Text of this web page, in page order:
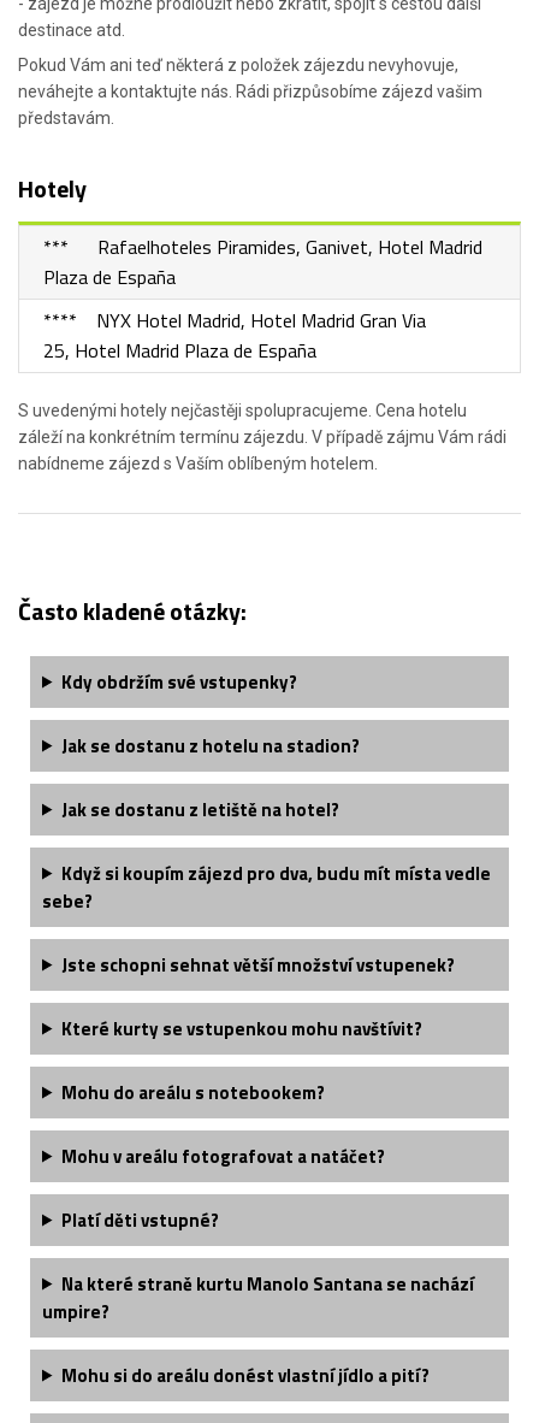
destinace atd.
Pokud Vám ani teď některá z položek zájezdu nevyhovuje,
neváhejte a kontaktujte nás. Rádi přizpůsobíme zájezd vašim
představám.
Hotely
*** Rafaelhoteles Piramides, Ganivet, Hotel Madrid
Plaza de España
**** NYX Hotel Madrid, Hotel Madrid Gran Via
25, Hotel Madrid Plaza de España
S uvedenými hotely nejčastěji spolupracujeme. Cena hotelu
záleží na konkrétním termínu zájezdu. V případě zájmu Vám rádi
nabídneme zájezd s Vaším oblíbeným hotelem.
Často kladené otázky:
Kdy obdržím své vstupenky?
Jak se dostanu z hotelu na stadion?
Jak se dostanu z letiště na hotel?
Když si koupím zájezd pro dva, budu mít místa vedle
sebe?
Jste schopni sehnat větší množství vstupenek?
Které kurty se vstupenkou mohu navštívit?
Mohu do areálu s notebookem?
Mohu v areálu fotografovat a natáčet?
Platí děti vstupné?
Na které straně kurtu Manolo Santana se nachází
umpire?
Mohu si do areálu donést vlastní jídlo a pití?